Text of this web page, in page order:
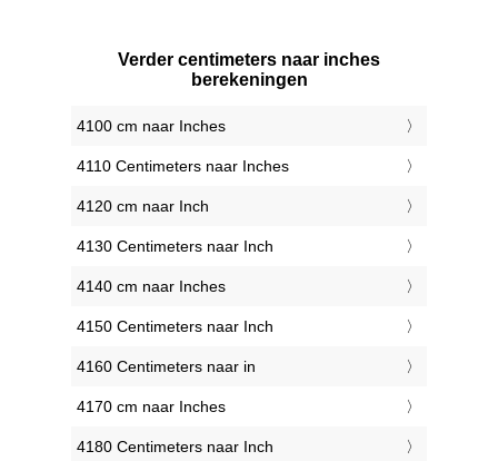
Verder centimeters naar inches
berekeningen
4100 cm naar Inches
4110 Centimeters naar Inches
4120 cm naar Inch
4130 Centimeters naar Inch
4140 cm naar Inches
4150 Centimeters naar Inch
4160 Centimeters naar in
4170 cm naar Inches
4180 Centimeters naar Inch